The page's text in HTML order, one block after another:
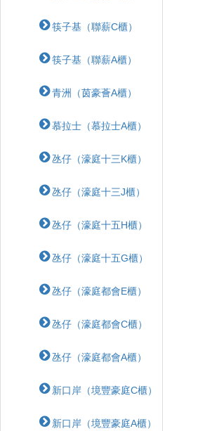
筷子基（聯薪C櫃）
筷子基（聯薪A櫃）
青洲（茵豪薈A櫃）
慕拉士（慕拉士A櫃）
氹仔（濠庭十三K櫃）
氹仔（濠庭十三J櫃）
氹仔（濠庭十五H櫃）
氹仔（濠庭十五G櫃）
氹仔（濠庭都會E櫃）
氹仔（濠庭都會C櫃）
氹仔（濠庭都會A櫃）
新口岸（境豐豪庭C櫃）
新口岸（境豐豪庭A櫃）